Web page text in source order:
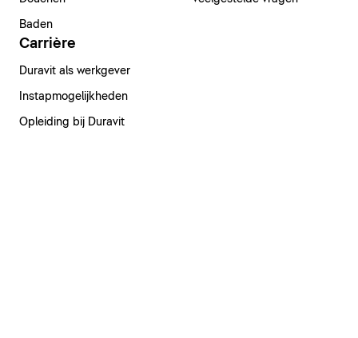
Baden
Carrière
Duravit als werkgever
Instapmogelijkheden
Opleiding bij Duravit